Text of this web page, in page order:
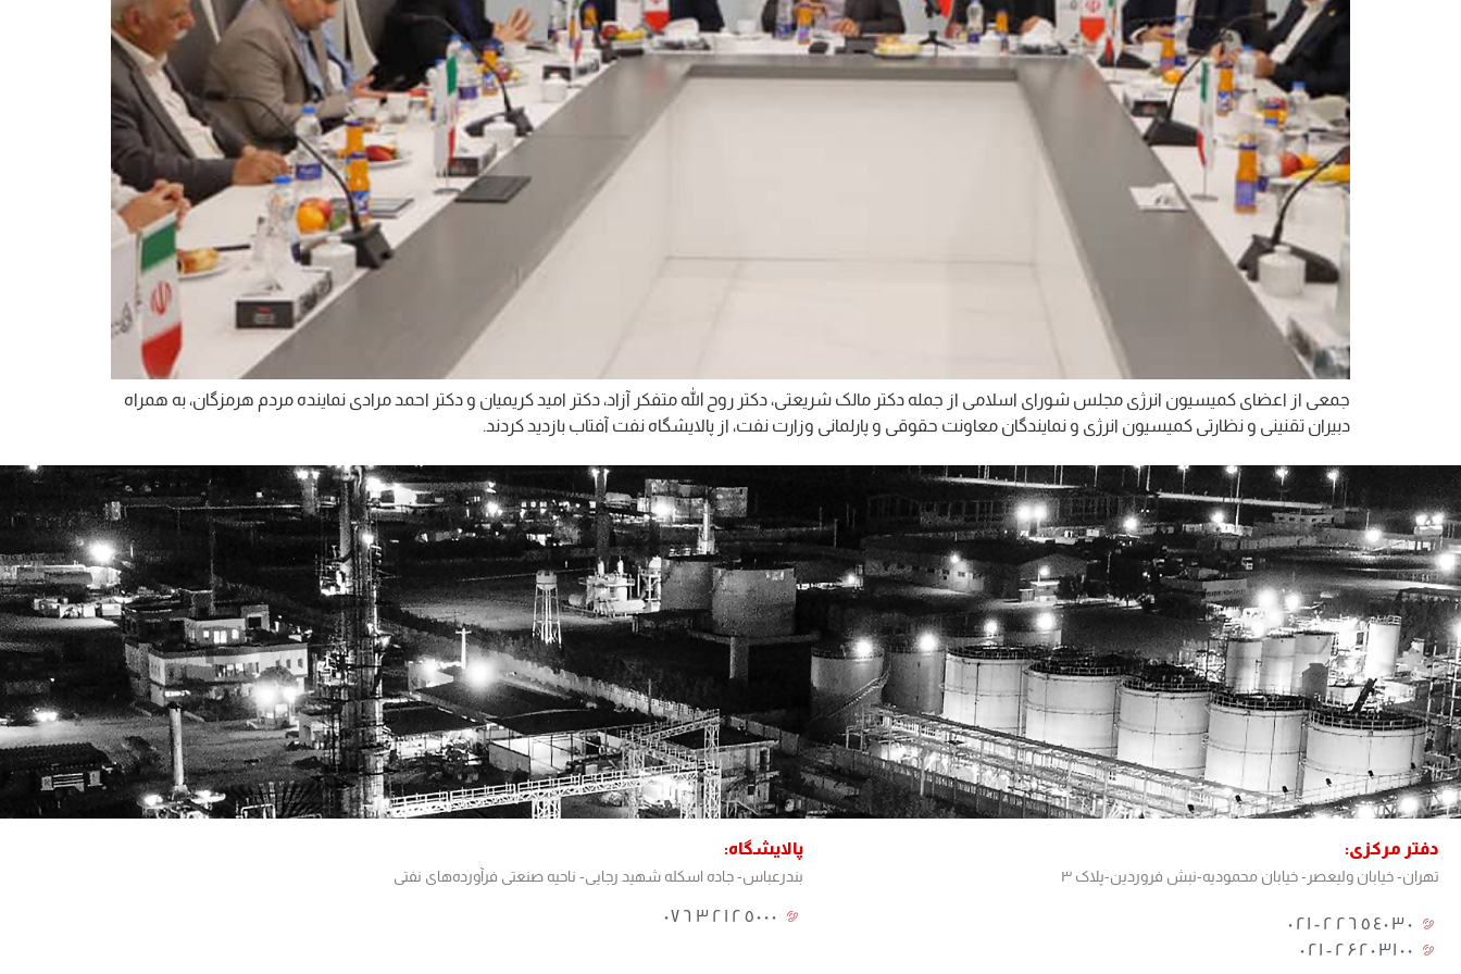
جمعی از اعضای کمیسیون انرژی مجلس شورای اسلامی از جمله دکتر مالک شریعتی، دکتر روح الله متفکر آزاد، دکتر امید کریمیان و دکتر احمد مرادی نماینده مردم هرمزگان، به همراه
دبیران تقنینی و نظارتی کمیسیون انرژی و نمایندگان معاونت حقوقی و پارلمانی وزارت نفت، از پالایشگاه نفت آفتاب بازدید کردند.
دفتر مرکزی:
تهران- خیابان ولیعصر- خیابان محمودیه-نبش فروردین-پلاک ۳
٢٢٦٥٤٠٣٠-٠٢١​
۰۲۱-۲۶۲۰۳۱۰۰
پالایشگاه:
بندرعباس- جاده اسکله شهید رجایی- ناحیه صنعتی فرآورده‌های نفتی
٠٧٦٣٢١٢٥٠٠٠